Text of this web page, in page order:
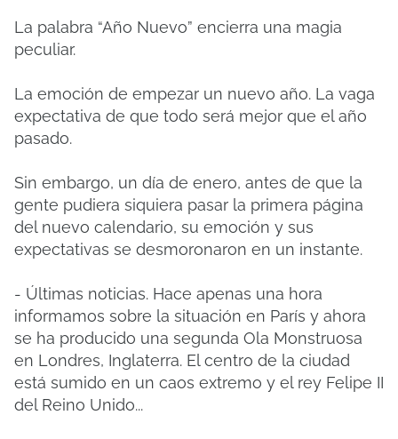
La palabra “Año Nuevo” encierra una magia
peculiar.
La emoción de empezar un nuevo año. La vaga
expectativa de que todo será mejor que el año
pasado.
Sin embargo, un día de enero, antes de que la
gente pudiera siquiera pasar la primera página
del nuevo calendario, su emoción y sus
expectativas se desmoronaron en un instante.
- Últimas noticias. Hace apenas una hora
informamos sobre la situación en París y ahora
se ha producido una segunda Ola Monstruosa
en Londres, Inglaterra. El centro de la ciudad
está sumido en un caos extremo y el rey Felipe II
del Reino Unido...